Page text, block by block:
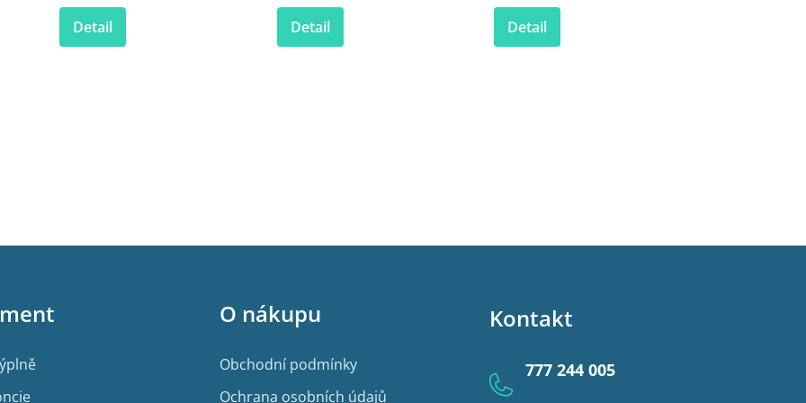
Detail Detail Detail
O nákupu
Obchodní podmínky
Ochrana osobních údajů
Kontakt
777 244 005